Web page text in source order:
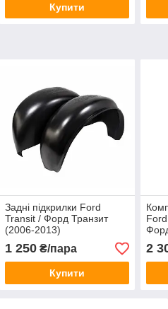
Купити
Задні підкрилки Ford
Transit / Форд Транзит
(2006-2013)
1 250₴/пара
Купити
2